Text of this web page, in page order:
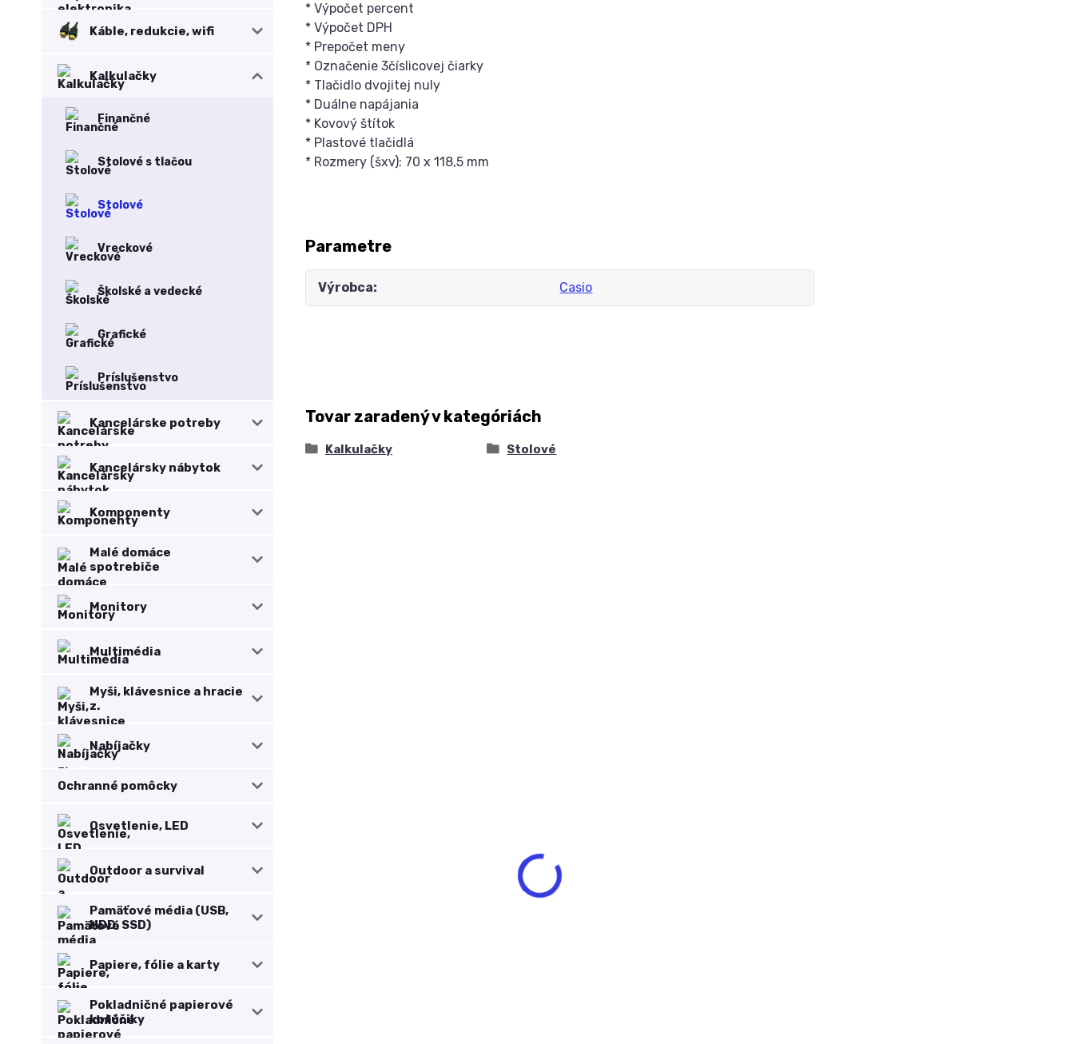
Káble, redukcie, wifi
Kalkulačky
Finančné
Stolové s tlačou
Stolové
Vreckové
Školské a vedecké
Grafické
Príslušenstvo
Kancelárske potreby
Kancelársky nábytok
Komponenty
Malé domáce
spotrebiče
Monitory
Multimédia
Myši, klávesnice a hracie
z.
Nabíjačky
Ochranné pomôcky
Osvetlenie, LED
Outdoor a survival
Pamäťové média (USB,
HDD, SSD)
Papiere, fólie a karty
Pokladničné papierové
kotúčiky
* Výpočet percent
* Výpočet DPH
* Prepočet meny
* Označenie 3číslicovej čiarky
* Tlačidlo dvojitej nuly
* Duálne napájania
* Kovový štítok
* Plastové tlačidlá
* Rozmery (šxv): 70 x 118,5 mm
Parametre
Výrobca Casio
Tovar zaradený v kategóriách
Kalkulačky Stolové